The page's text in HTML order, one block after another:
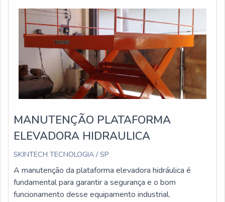
MANUTENÇÃO PLATAFORMA
ELEVADORA HIDRAULICA
SKINTECH TECNOLOGIA / SP
A manutenção da plataforma elevadora hidráulica é
fundamental para garantir a segurança e o bom
funcionamento desse equipamento industrial.